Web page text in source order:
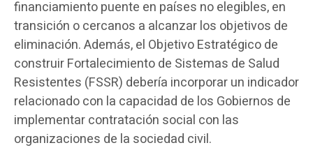
financiamiento puente en países no elegibles, en
transición o cercanos a alcanzar los objetivos de
eliminación. Además, el Objetivo Estratégico de
construir Fortalecimiento de Sistemas de Salud
Resistentes (FSSR) debería incorporar un indicador
relacionado con la capacidad de los Gobiernos de
implementar contratación social con las
organizaciones de la sociedad civil.